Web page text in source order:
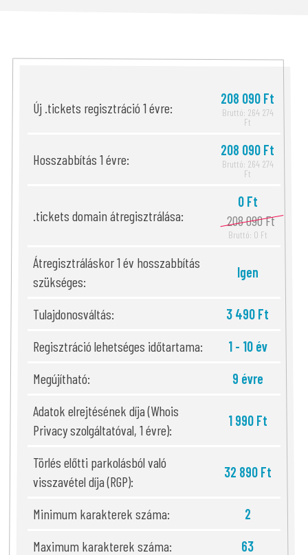
Új .tickets regisztráció 1 évre:
208 090 Ft
Bruttó: 264 274
Ft
Hosszabbítás 1 évre:
208 090 Ft
Bruttó: 264 274
Ft
.tickets domain átregisztrálása:
0 Ft
208 090 Ft
Bruttó: 0 Ft
Átregisztráláskor 1 év hosszabbítás
szükséges:
Igen
Tulajdonosváltás:
3 490 Ft
Regisztráció lehetséges időtartama:
1 - 10 év
Megújítható:
9 évre
Adatok elrejtésének díja (Whois
Privacy szolgáltatóval, 1 évre):
1 990 Ft
Törlés előtti parkolásból való
visszavétel díja (RGP):
32 890 Ft
Minimum karakterek száma:
2
Maximum karakterek száma:
63